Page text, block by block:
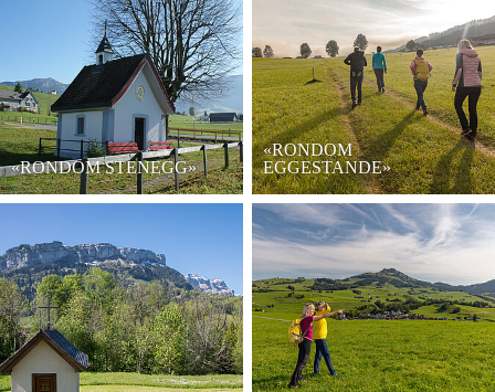
«RONDOM STENEGG»
«RONDOM
EGGESTANDE»